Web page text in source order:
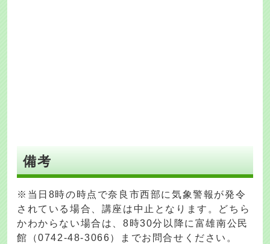
備考
※当日8時の時点で奈良市西部に気象警報が発令
されている場合、講座は中止となります。どちら
かわからない場合は、8時30分以降に富雄南公民
館（0742-48-3066）までお問合せください。